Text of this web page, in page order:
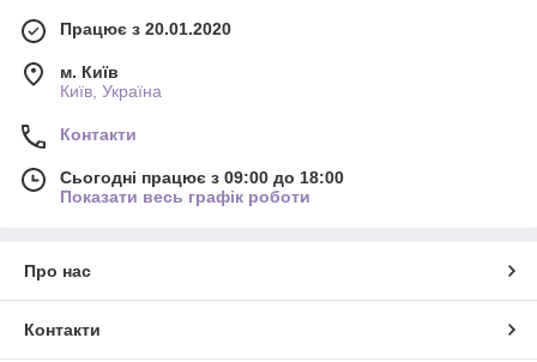
Працює з 20.01.2020
м. Київ
Київ, Україна
Контакти
Сьогодні працює з 09:00 до 18:00
Показати весь графік роботи
Про нас
Контакти